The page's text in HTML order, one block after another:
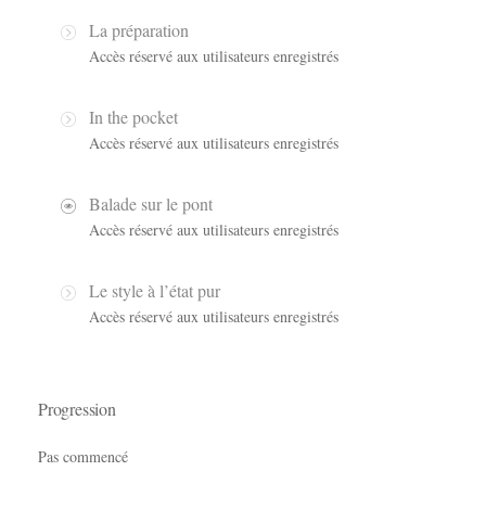
La préparation
Accès réservé aux utilisateurs enregistrés
In the pocket
Accès réservé aux utilisateurs enregistrés
Balade sur le pont
Accès réservé aux utilisateurs enregistrés
Le style à l’état pur
Accès réservé aux utilisateurs enregistrés
Progression
Pas commencé